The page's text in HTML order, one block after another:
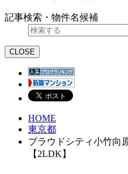
記事検索・物件名候補
CLOSE
HOME
東京都
プラウドシティ小竹向
【2LDK】